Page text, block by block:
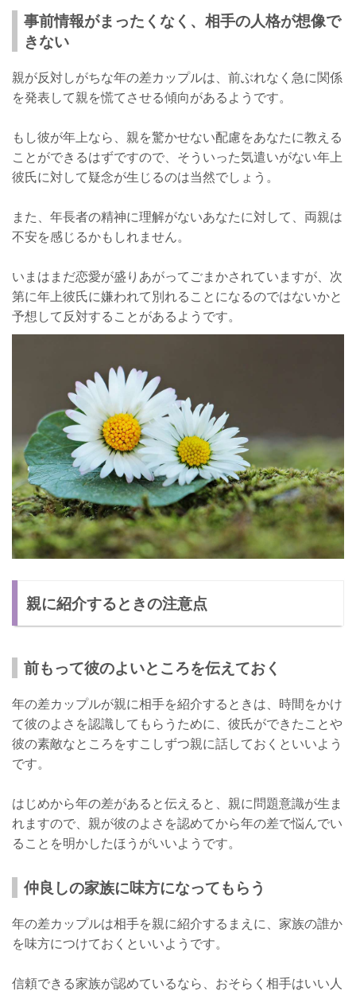
事前情報がまったくなく、相手の人格が想像で
きない
親が反対しがちな年の差カップルは、前ぶれなく急に関係
を発表して親を慌てさせる傾向があるようです。
もし彼が年上なら、親を驚かせない配慮をあなたに教える
ことができるはずですので、そういった気遣いがない年上
彼氏に対して疑念が生じるのは当然でしょう。
また、年長者の精神に理解がないあなたに対して、両親は
不安を感じるかもしれません。
いまはまだ恋愛が盛りあがってごまかされていますが、次
第に年上彼氏に嫌われて別れることになるのではないかと
予想して反対することがあるようです。
親に紹介するときの注意点
前もって彼のよいところを伝えておく
年の差カップルが親に相手を紹介するときは、時間をかけ
て彼のよさを認識してもらうために、彼氏ができたことや
彼の素敵なところをすこしずつ親に話しておくといいよう
です。
はじめから年の差があると伝えると、親に問題意識が生ま
れますので、親が彼のよさを認めてから年の差で悩んでい
ることを明かしたほうがいいようです。
仲良しの家族に味方になってもらう
年の差カップルは相手を親に紹介するまえに、家族の誰か
を味方につけておくといいようです。
信頼できる家族が認めているなら、おそらく相手はいい人